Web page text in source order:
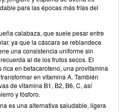
para las épocas más frías del
calabaza, que suele pesar entre
ya que la cáscara se reblandece
una consistencia uniforme sin
al de los frutos secos. El
en betacaroteno, una provitamina
en vitamina A. También
de vitamina B1, B2, B6, C, así
y fósforo.
es una alternativa saludable, ligera